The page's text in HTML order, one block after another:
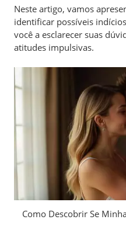
Neste artigo, vamos
identificar possíveis
você a esclarecer suas
atitudes impulsivas.
Como Descobrir Se